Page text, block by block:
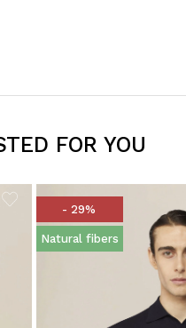
FOR YOU
- 29%
Natural fibers